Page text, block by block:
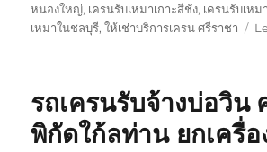
หนองใหญ่, เครนรับเหมาเกาะสีชัง, เครนรับเหม
เหมาในชลบุรี,ให้เช่าบริการเครน ศรีราชา
รถเครนรับจ้างบ่อวิน
พิกัดใก้ลท่าน ยกเครื่อ